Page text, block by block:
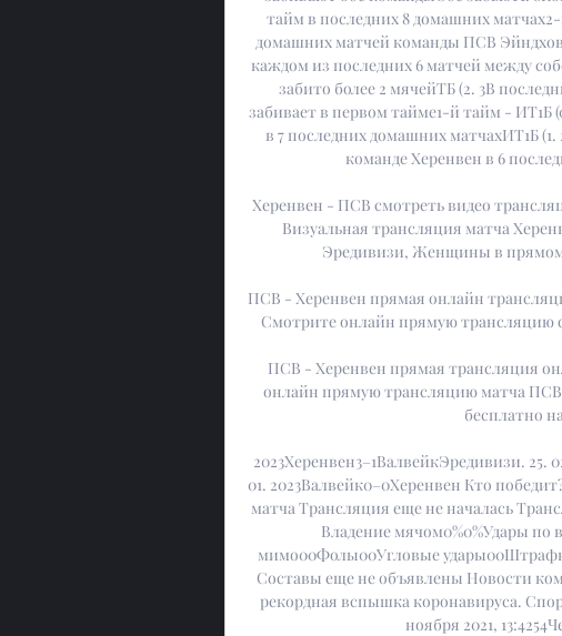
тайм в последних 8 домашних
домашних матчей команды ПСВ
каждом из последних 6 матчей между
забито более 2 мячейТБ (2. 3В
забивает в первом тайме1-й тайм - ИТ1Б
в 7 последних домашних матчахИТ1Б
команде Херенвен в 6
Херенвен - ПСВ смотреть видео
Визуальная трансляция матча
Эредивизи, Женщины в прямом
ПСВ - Херенвен прямая онлайн
Смотрите онлайн прямую трансляцию
ПСВ - Херенвен прямая трансляция
онлайн прямую трансляцию матча ПСВ
бесплатно
2023Херенвен3–1ВалвейкЭредивизи. 25.
01. 2023Валвейк0–0Херенвен Кто
матча Трансляция еще не началась
Владение мячом0%0%Удары по
мимо00Фолы00Угловые
Составы еще не объявлены Новости
рекордная вспышка коронавируса.
ноября 2021,